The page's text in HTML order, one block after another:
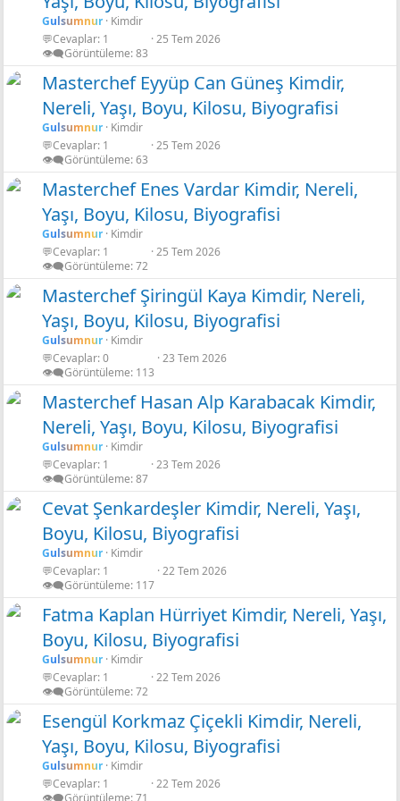
Shadow neon
Gulsumnur Kimdir
💬Cevaplar 1
👁️‍🗨️Görüntüleme 83
25 Tem 2026
Masterchef Eyyüp Can Güneş Kimdir,
Nereli, Yaşı, Boyu, Kilosu, Biyografisi
Gulsumnur Kimdir
💬Cevaplar 1
👁️‍🗨️Görüntüleme 63
25 Tem 2026
Masterchef Enes Vardar Kimdir, Nereli,
Yaşı, Boyu, Kilosu, Biyografisi
Gulsumnur Kimdir
💬Cevaplar 1
👁️‍🗨️Görüntüleme 72
25 Tem 2026
Masterchef Şiringül Kaya Kimdir, Nereli,
Yaşı, Boyu, Kilosu, Biyografisi
Gulsumnur Kimdir
💬Cevaplar 0
👁️‍🗨️Görüntüleme 113
23 Tem 2026
Masterchef Hasan Alp Karabacak Kimdir,
Nereli, Yaşı, Boyu, Kilosu, Biyografisi
Gulsumnur Kimdir
💬Cevaplar 1
👁️‍🗨️Görüntüleme 87
23 Tem 2026
Cevat Şenkardeşler Kimdir, Nereli, Yaşı,
Boyu, Kilosu, Biyografisi
Gulsumnur Kimdir
💬Cevaplar 1
👁️‍🗨️Görüntüleme 117
22 Tem 2026
Fatma Kaplan Hürriyet Kimdir, Nereli, Yaşı,
Boyu, Kilosu, Biyografisi
Gulsumnur Kimdir
💬Cevaplar 1
👁️‍🗨️Görüntüleme 72
22 Tem 2026
Esengül Korkmaz Çiçekli Kimdir, Nereli,
Yaşı, Boyu, Kilosu, Biyografisi
Gulsumnur Kimdir
💬Cevaplar 1
👁️‍🗨️Görüntüleme 71
22 Tem 2026